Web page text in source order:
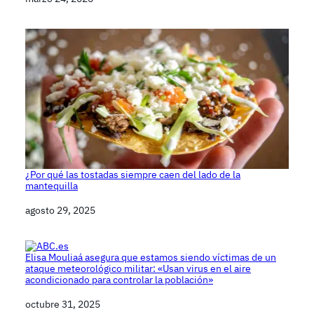
¿Por qué las tostadas siempre caen del lado de la
mantequilla
Fecha
agosto 29, 2025
Elisa Mouliaá asegura que estamos siendo víctimas de un
ataque meteorológico militar: «Usan virus en el aire
acondicionado para controlar la población»
Fecha
octubre 31, 2025